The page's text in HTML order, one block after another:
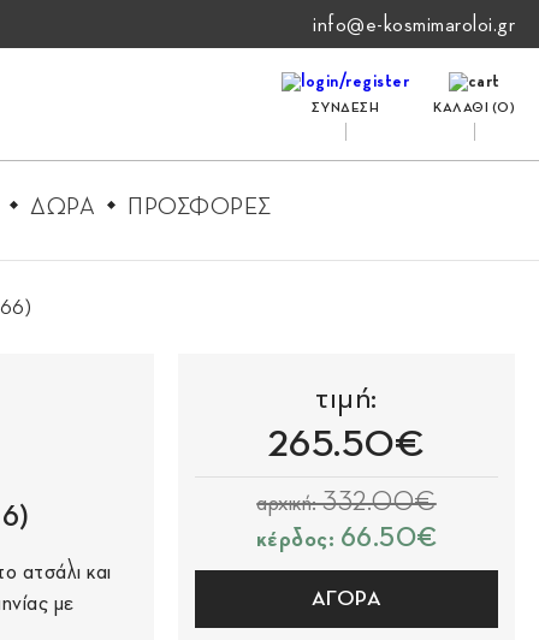
info@e-kosmimaroloi.gr
ΣΥΝΔΕΣΗ ΚΑΛΑΘΙ (0)
ΔΩΡΑ ΠΡΟΣΦΟΡΕΣ
ατσάλι και
με
τιμή:
265.50€
αρχική: 332.00€
κέρδος: 66.50€
ΑΓΟΡΑ